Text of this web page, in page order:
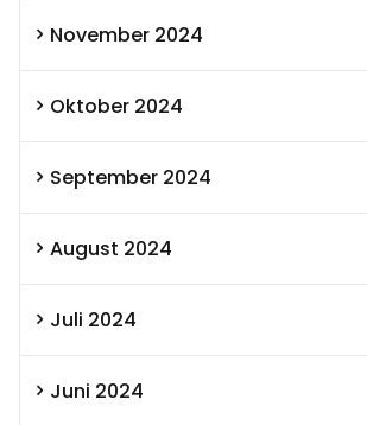
November 2024
Oktober 2024
September 2024
August 2024
Juli 2024
Juni 2024